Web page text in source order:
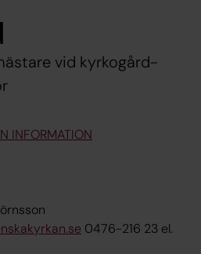
vid kyrkogård-
INFORMATION
0476-216 23 el.